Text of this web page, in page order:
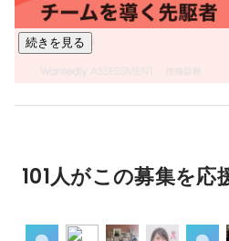
・LITALICOワークス（就労支援
・LITALICO仕事ナビ（障害のある
の法人の皆さまや特別支援教育に
します。
・LITALICOキャリア（障害福祉
続きを見る
101人がこの募集を応